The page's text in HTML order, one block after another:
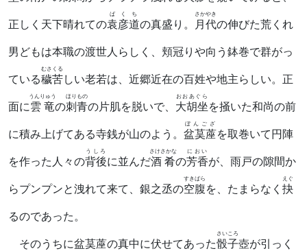
正しく天下晴れての袁彦道
ばくち
の真盛り。 月代
さかやき
の伸びた荒くれ
男どもは本職の渡世人らしく、頬冠りや向う鉢巻で群がっ
ている穢苦
むさくる
しい老若は、近郷近在の百姓や地主らしい。正
面に雲竜
うんりゅう
の刺青
ほりもの
の片肌を脱いで、 大胡坐
おおあぐら
を掻いた和尚の前
に積み上げてある寺銭が山のよう。 盆茣蓙
ぼんござ
を取巻いて円陣
を作った人々の背後
うしろ
に並んだ酒肴
さけさかな
の芳香
におい
が、雨戸の隙間か
らプンプンと洩れて来て、銀之丞の空腹
すきばら
を、たまらなく 抉
えぐ
るのであった。
そのうちに盆茣蓙の真中に伏せてあった骰子
さいころ
壺が引っく